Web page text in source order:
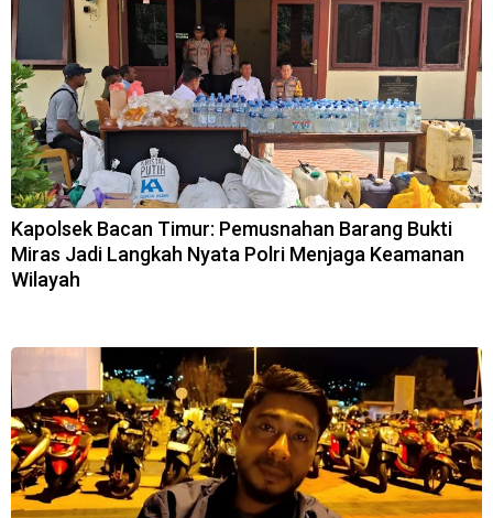
Kapolsek Bacan Timur: Pemusnahan Barang Bukti
Miras Jadi Langkah Nyata Polri Menjaga Keamanan
Wilayah